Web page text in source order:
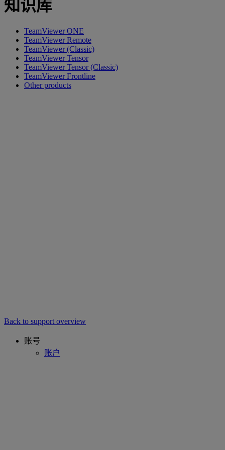
知识库
TeamViewer ONE
TeamViewer Remote
TeamViewer (Classic)
TeamViewer Tensor
TeamViewer Tensor (Classic)
TeamViewer Frontline
Other products
Back to support overview
账号
账户